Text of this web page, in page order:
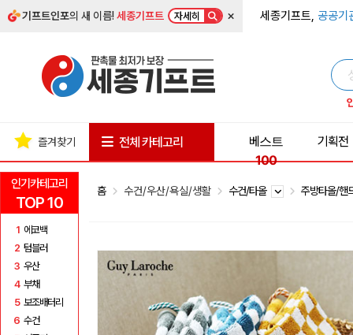
기프트인포의 새 이름!세종기프트 자세히 × 세종기프트, 공공기
인기카테고리
TOP 10
1 에코백
2 텀블러
3 우산
4 부채
5 보조배터리
6 수건
즐겨찾기 전체 카테고리
베스트
100
기획전
홈 수건/우산/욕실/생활 수건/타올 주방타올/핸